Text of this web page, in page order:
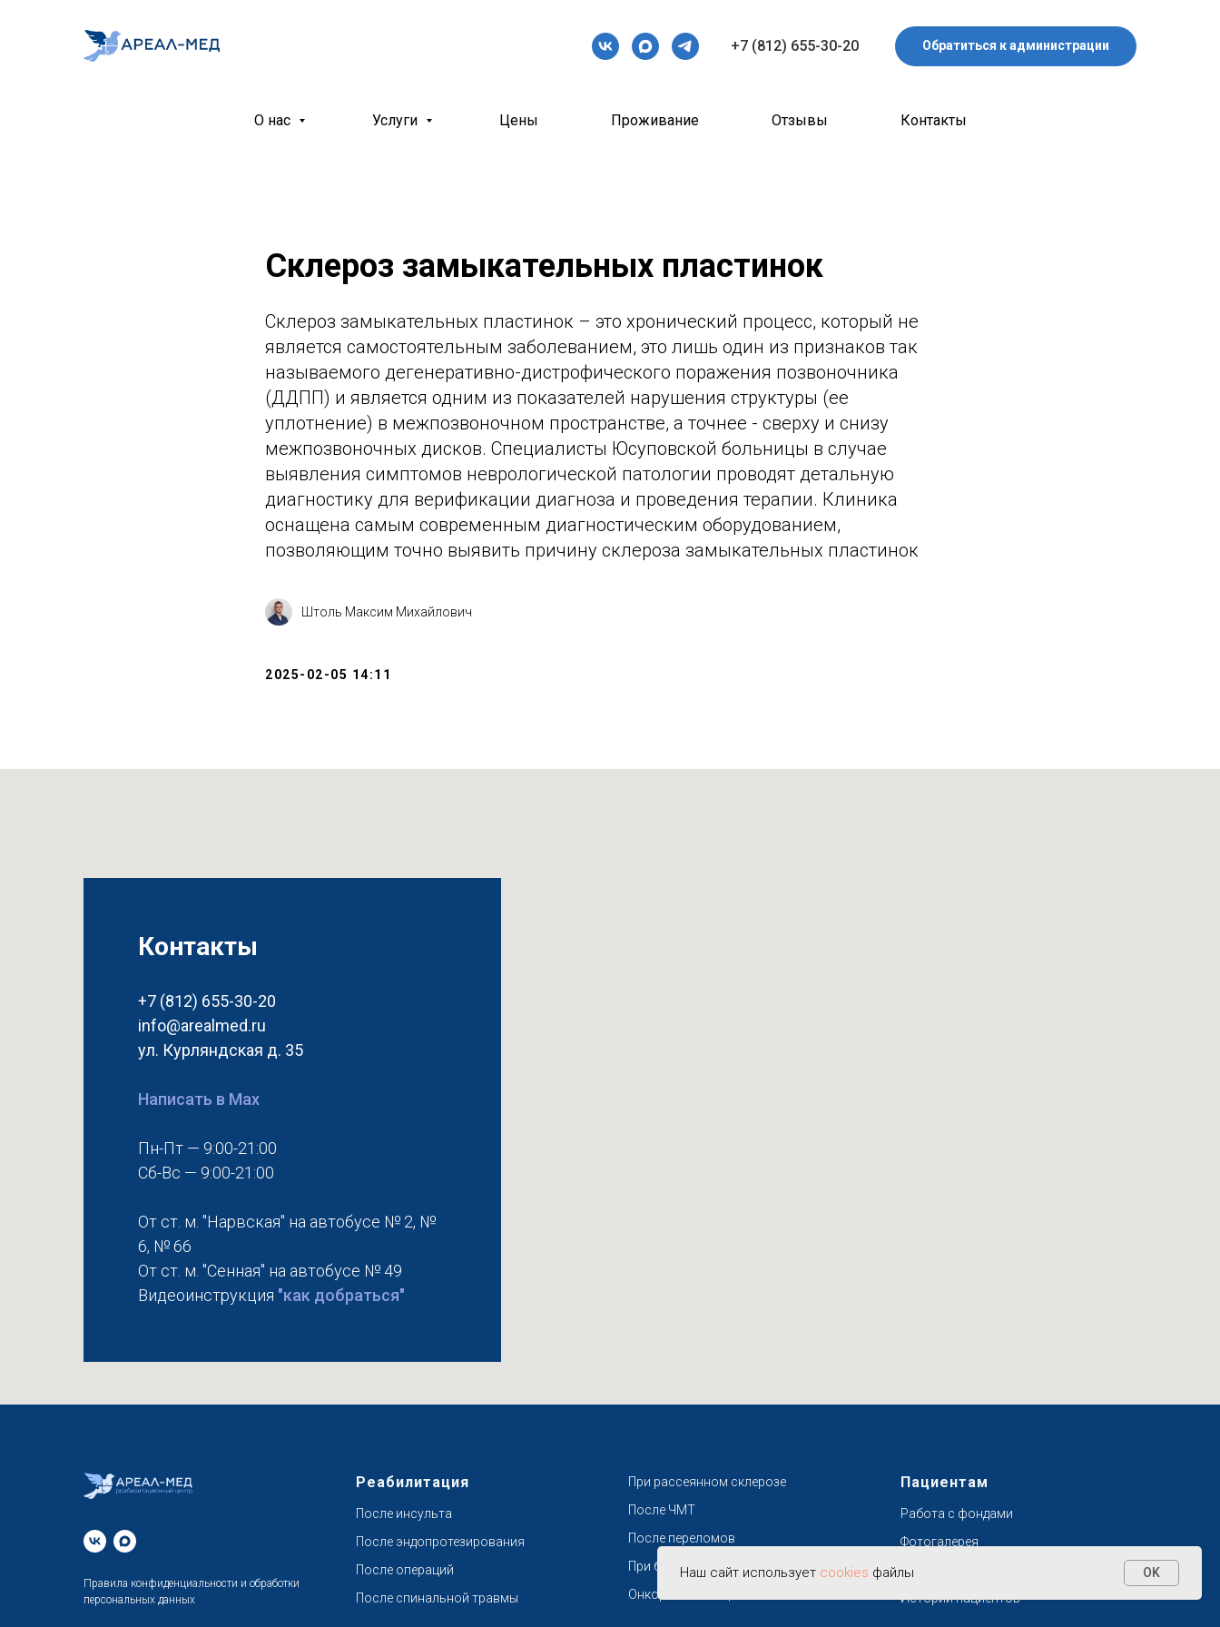
+7 (812) 655-30-20 Обратиться к администрации
О нас Услуги Цены Проживание Отзывы Контакты
Склероз замыкательных пластинок
Склероз замыкательных пластинок – это хронический процесс, который не
является самостоятельным заболеванием, это лишь один из признаков так
называемого дегенеративно-дистрофического поражения позвоночника
(ДДПП) и является одним из показателей нарушения структуры (ее
уплотнение) в межпозвоночном пространстве, а точнее - сверху и снизу
межпозвоночных дисков. Специалисты Юсуповской больницы в случае
выявления симптомов неврологической патологии проводят детальную
диагностику для верификации диагноза и проведения терапии. Клиника
оснащена самым современным диагностическим оборудованием,
позволяющим точно выявить причину склероза замыкательных пластинок
Штоль Максим Михайлович
2025-02-05 14:11
Контакты
+7 (812) 655-30-20
info@arealmed.ru
ул. Курляндская д. 35
Написать в Max
Пн-Пт — 9:00-21:00
Сб-Вс — 9:00-21:00
От ст. м. "Нарвская" на автобусе № 2, №
6, № 66
От ст. м. "Сенная" на автобусе № 49
Видеоинструкция "как добраться"
Правила конфиденциальности и обработки
персональных данных
Реабилитация
После инсульта
После эндопротезирования
После операций
После спинальной травмы
При рассеянном склерозе
После ЧМТ
После переломов
При боли в спине и суставах
Онкореабилитация
Пациентам
Работа с фондами
Фотогалерея
Цены
Истории пациентов
Наш сайт использует cookies файлы OK